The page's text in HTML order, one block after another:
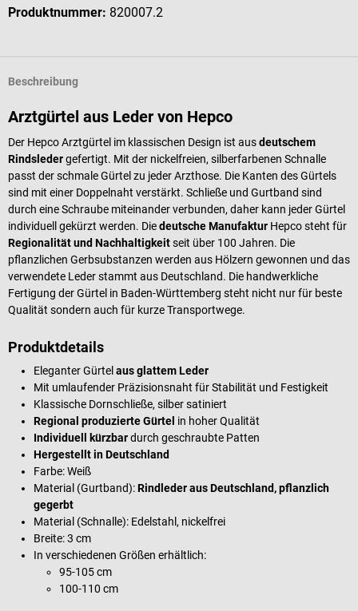
Produktnummer: 820007.2
Beschreibung
Arztgürtel aus Leder von Hepco
Der Hepco Arztgürtel im klassischen Design ist ausdeutschem
Rindsledergefertigt. Mit der nickelfreien, silberfarbenen Schnalle
passt der schmale Gürtel zu jeder Arzthose. Die Kanten des Gürtels
sind mit einer Doppelnaht verstärkt. Schließe und Gurtband sind
durch eine Schraube miteinander verbunden, daher kann jeder Gürtel
individuell gekürzt werden. Diedeutsche Manufaktur Hepco steht für
Regionalität und Nachhaltigkeitseit über 100 Jahren. Die
pflanzlichen Gerbsubstanzen werden aus Hölzern gewonnen und das
verwendete Leder stammt aus Deutschland. Die handwerkliche
Fertigung der Gürtel in Baden-Württemberg steht nicht nur für beste
Qualität sondern auch für kurze Transportwege.
Produktdetails
Eleganter Gürtel aus glattem Leder
Mit umlaufender Präzisionsnaht für Stabilität und Festigkeit
Klassische Dornschließe, silber satiniert
Regional produzierte Gürtel in hoher Qualität
Individuell kürzbardurch geschraubte Patten
Hergestellt in Deutschland
Farbe: Weiß
Material (Gurtband):Rindleder aus Deutschland, pflanzlich
gegerbt
Material (Schnalle): Edelstahl, nickelfrei
Breite: 3 cm
In verschiedenen Größen erhältlich:
95-105 cm
100-110 cm